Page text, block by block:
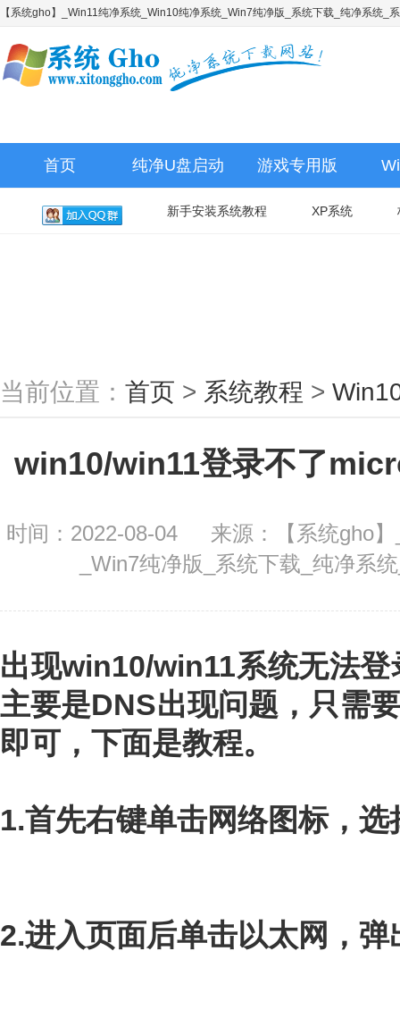
【系统gho】_Win11纯净系统_Win10纯净系统_Win7纯净版_系统下载_纯净系统_
首页 纯净U盘启动 游戏专用版
新手安装系统教程 XP系统
当前位置： 首页 > 系统教程 >
win10/win11登录不了
时间：2022-08-04
来源：【系统gho
_Win7纯净版_系统下载_纯净系
出现win10/win11系统无法
主要是DNS出现问题，只需
即可，下面是教程。
1.首先右键单击网络图标，选
2.进入页面后单击以太网，